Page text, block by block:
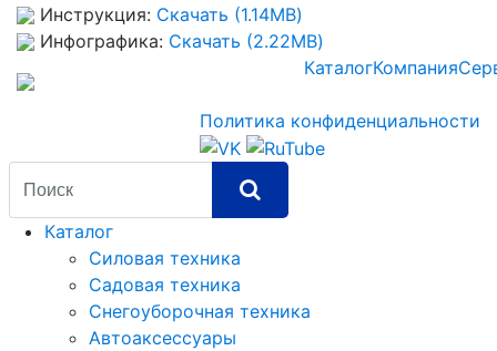
Инструкция: Скачать (1.14MB)
Инфографика: Скачать (2.22MB)
КаталогКомпания
Политика конфиденциальности
Каталог
Силовая техника
Садовая техника
Снегоуборочная техника
Автоаксессуары